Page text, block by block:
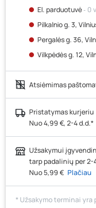
El. parduotuvė‐ 0
Pilkalnio g. 3,
Pergalės g. 36,
Vilkpėdės g. 12,
Ateities g. 15,
Kauno r.,
vienetų
Šilutės pl. 83A,
Pramonės g. 7,
Santaikos g. 26B,
J. Basanavičiaus g.
Novočėbės k. 3,
Kauno g. 160,
Atsiėmimas
Pristatymas kurjeriu
Nuo 4,99 €, 2-4 d.d.*
Užsakymui
tarp padalinių per 2-
Nuo 5,99 € Plačiau
* Užsakymo terminai yra